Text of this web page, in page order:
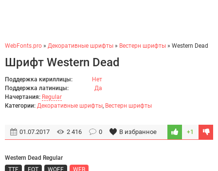
WebFonts.pro » Декоративные шрифты » Вестерн шрифты » Western Dead
Шрифт Western Dead
Поддержка кириллицы:
Нет
Поддержка латиницы:
Да
Начертания: Regular
Категории: Декоративные шрифты, Вестерн шрифты
01.07.2017 2 416 0 В избранное +1
Western Dead Regular
TTF
EOT WOFF WEB